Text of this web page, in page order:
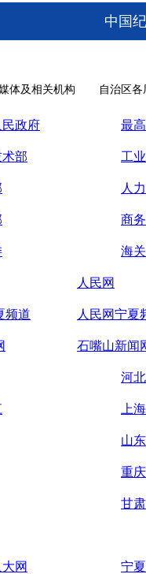
中国
体及相关机构 自治区
政府 最
部 工
人
商
海
人民网
频道 人民网宁夏
石嘴山新闻
河北
上海
山东
重庆
甘肃
网 宁